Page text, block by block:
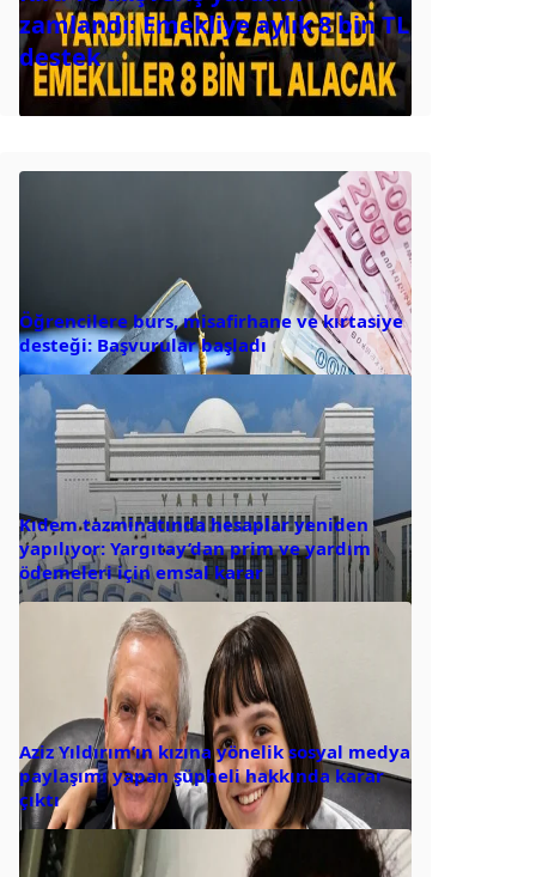
zamlandı: Emekliye aylık 8 bin TL
destek
Öğrencilere burs, misafirhane ve kırtasiye
desteği: Başvurular başladı
Kıdem tazminatında hesaplar yeniden
yapılıyor: Yargıtay’dan prim ve yardım
ödemeleri için emsal karar
Aziz Yıldırım’ın kızına yönelik sosyal medya
paylaşımı yapan şüpheli hakkında karar
çıktı